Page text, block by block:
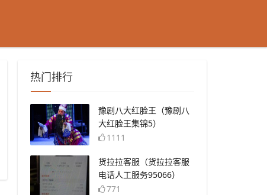
热门排行
​豫剧八大红脸王（豫剧八
大红脸王集锦5）
1111
​货拉拉客服（货拉拉客服
电话人工服务95066）
771